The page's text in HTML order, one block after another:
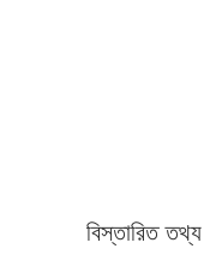
বিস্তারিত তথ্য